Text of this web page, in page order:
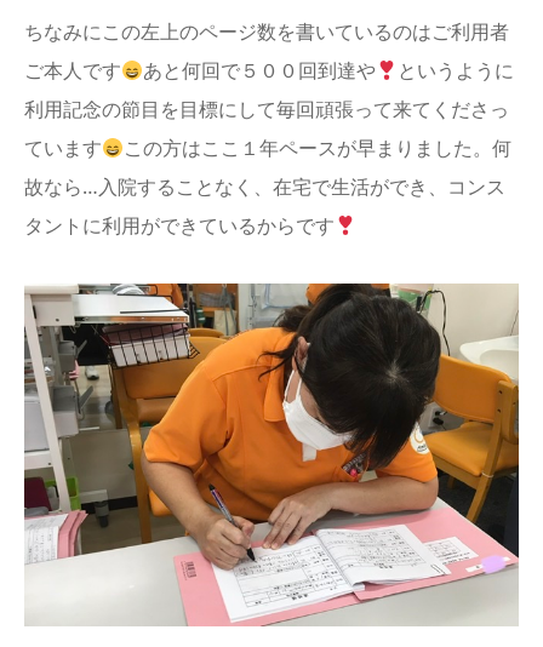
ちなみにこの左上のページ数を書いているのはご利用者
ご本人です
あと何回で５００回到達や
というように
利用記念の節目を目標にして毎回頑張って来てくださっ
ています
この方はここ１年ペースが早まりました。何
故なら…入院することなく、在宅で生活ができ、コンス
タントに利用ができているからです